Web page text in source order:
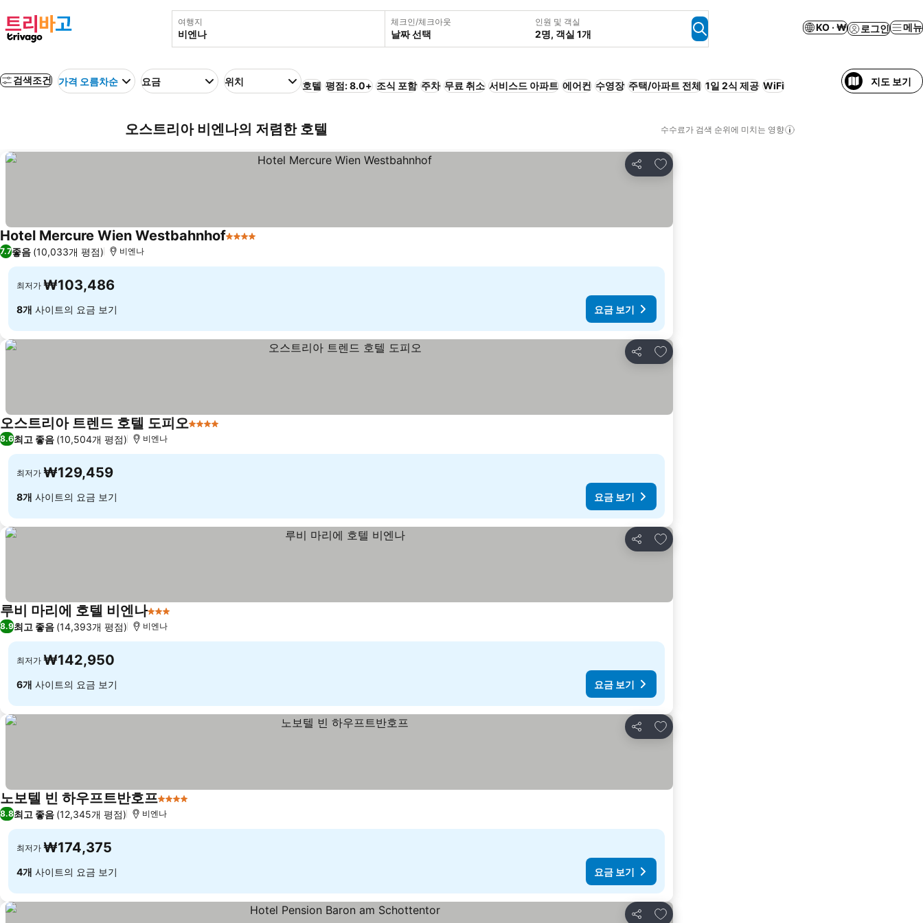
여행지 체크인/체크아웃
날짜 선택
인원 및 객실
2명, 객실 1개
KO · ₩ 로그인 메뉴
검색조건 가격 오름차순 요금 위치 호텔 평점: 8.0+ 조식 포함 주차 무료 취소 서비스드 아파트 에어컨 수영장 주택/아파트 전체 1일 2식 제공 WiFi 지도 보기
오스트리아 비엔나의 저렴한 호텔 수수료가 검색 순위에 미치는 영향
공유
즐겨찾기에 추가
Hotel Mercure Wien Westbahnhof4 성급
7.7좋음 (10,033개 평점) 비엔나
최저가 ₩103,486
8개 사이트의 요금 보기 요금 보기
공유
즐겨찾기에 추가
오스트리아 트렌드 호텔 도피오4 성급
8.6최고 좋음 (10,504개 평점) 비엔나
최저가 ₩129,459
8개 사이트의 요금 보기 요금 보기
공유
즐겨찾기에 추가
루비 마리에 호텔 비엔나3 성급
8.9최고 좋음 (14,393개 평점) 비엔나
최저가 ₩142,950
6개 사이트의 요금 보기 요금 보기
공유
즐겨찾기에 추가
노보텔 빈 하우프트반호프4 성급
8.8최고 좋음 (12,345개 평점) 비엔나
최저가 ₩174,375
4개 사이트의 요금 보기 요금 보기
공유
즐겨찾기에 추가